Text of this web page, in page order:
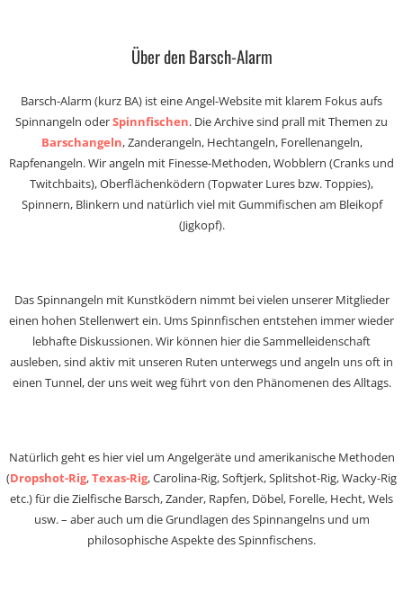
Über den Barsch-Alarm
Barsch-Alarm (kurz BA) ist eine Angel-Website mit klarem Fokus aufs
Spinnangeln oderSpinnfischen. Die Archive sind prall mit Themen zu
Barschangeln, Zanderangeln, Hechtangeln, Forellenangeln,
Rapfenangeln. Wir angeln mit Finesse-Methoden, Wobblern (Cranks und
Twitchbaits), Oberflächenködern (Topwater Lures bzw. Toppies),
Spinnern, Blinkern und natürlich viel mit Gummifischen am Bleikopf
(Jigkopf).
Das Spinnangeln mit Kunstködern nimmt bei vielen unserer Mitglieder
einen hohen Stellenwert ein. Ums Spinnfischen entstehen immer wieder
lebhafte Diskussionen. Wir können hier die Sammelleidenschaft
ausleben, sind aktiv mit unseren Ruten unterwegs und angeln uns oft in
einen Tunnel, der uns weit weg führt von den Phänomenen des Alltags.
Natürlich geht es hier viel um Angelgeräte und amerikanische Methoden
(Dropshot-Rig,Texas-Rig, Carolina-Rig, Softjerk, Splitshot-Rig, Wacky-Rig
etc.) für die Zielfische Barsch, Zander, Rapfen, Döbel, Forelle, Hecht, Wels
usw. – aber auch um die Grundlagen des Spinnangelns und um
philosophische Aspekte des Spinnfischens.